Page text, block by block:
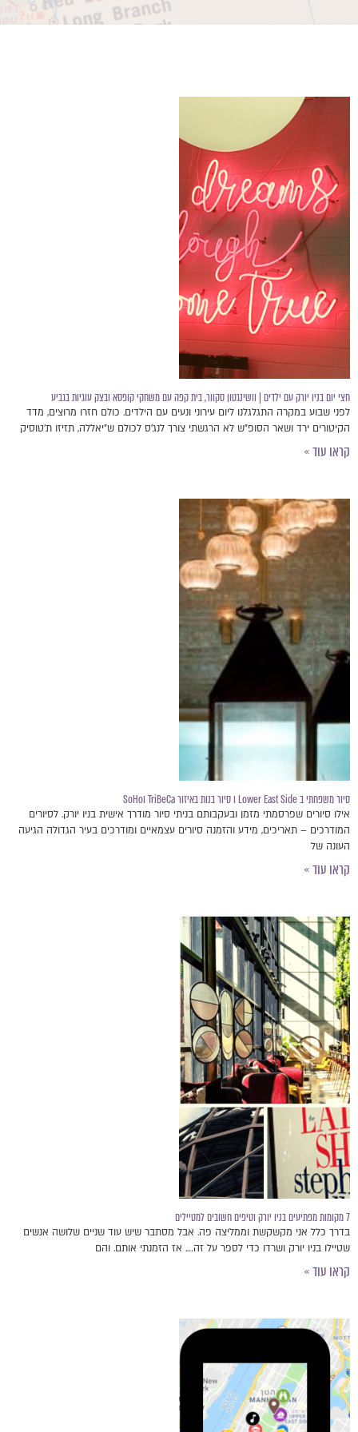
חצי יום בניו יורק עם ילדים | וושינגטון סקוור, בית קפה עם משחקי קופסא ובצק עוגיות בגביע
לפני שבוע במקרה התגלגלנו ליום עירוני ונעים עם הילדים. כולם חזרו מרוצים, מדד
הקיטורים ירד ושאר הסופ"ש לא הרגשתי צורך לנג'ס לכולם ש"יאללה, תזיזו ת'טוסיק
קראו עוד »
סיור משפחתי ב Lower East Side ו סיור בנות באיזור TriBeCa וSoHo
אילו סיורים שפרסמתי מזמן ובעקבותם בניתי סיור מודרך אישית בניו יורק. לסיורים
המודרכים – תאריכים, מידע והזמנה סיורים עצמאיים ומודרכים בעיר הגדולה הגיעה
העונה של
קראו עוד »
7 מקומות מפתיעים בניו יורק וטיפים חשובים למטיילים
בדרך כלל אני מקשקשת וממליצה פה. אבל מסתבר שיש עוד שניים שלושה אנשים
שטיילו בניו יורק ושרדו כדי לספר על זה…. אז הזמנתי אותם. והם
קראו עוד »